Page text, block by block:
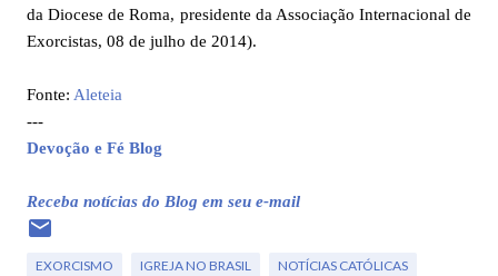
da Diocese de Roma, presidente da Associação Internacional de
Exorcistas, 08 de julho de 2014).
Fonte: Aleteia
---
Devoção e Fé Blog
Receba notícias do Blog em seu e-mail
EXORCISMO IGREJA NO BRASIL NOTÍCIAS CATÓLICAS